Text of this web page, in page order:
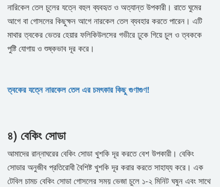
নারিকেল তেল চুলের যত্নে বহুল ব্যবহৃত ও অত্যান্ত উপকারী। রাতে ঘুমের
আগে বা গোসলের কিছুক্ষন আগে নারকেল তেল ব্যবহার করতে পারেন। এটি
মাথার ত্বকের ভেতর হেয়ার ফলিকিউলসের গভীরে ঢুকে গিয়ে চুল ও ত্বককে
পুষ্টি যোগায় ও শুষ্কভাব দূর করে।
ত্বকের যত্নে নারকেল তেল এর চমৎকার কিছু গুণাগুণ!
৪) বেকিং সোডা
আমাদের রান্নাঘরের বেকিং সোডা খুশকি দূর করতে বেশ উপকারী। বেকিং
সোডার অনুজীব প্রতিরোধী বৈশিষ্ট খুশকি দূর করার করতে সাহায্য করে। এক
টেবিল চামচ বেকিং সোডা গোসলের সময় ভেজা চুলে ১-২ মিনিট ঘষুন এবং সাথে